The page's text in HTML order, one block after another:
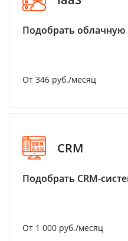
Подобрать облачную
От 346 руб./месяц
CRM
Подобрать CRM-
От 1 000 руб./месяц